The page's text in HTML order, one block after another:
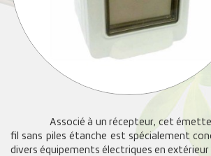
Associé à un récepteur, cet
fil sans piles étanche est spécialement
divers équipements électriques en extérieur